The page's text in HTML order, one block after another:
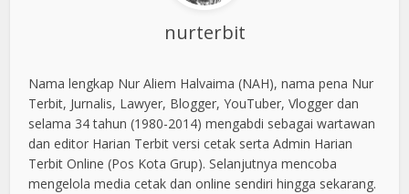
nurterbit
Nama lengkap Nur Aliem Halvaima (NAH), nama pena Nur
Terbit, Jurnalis, Lawyer, Blogger, YouTuber, Vlogger dan
selama 34 tahun (1980-2014) mengabdi sebagai wartawan
dan editor Harian Terbit versi cetak serta Admin Harian
Terbit Online (Pos Kota Grup). Selanjutnya mencoba
mengelola media cetak dan online sendiri hingga sekarang.